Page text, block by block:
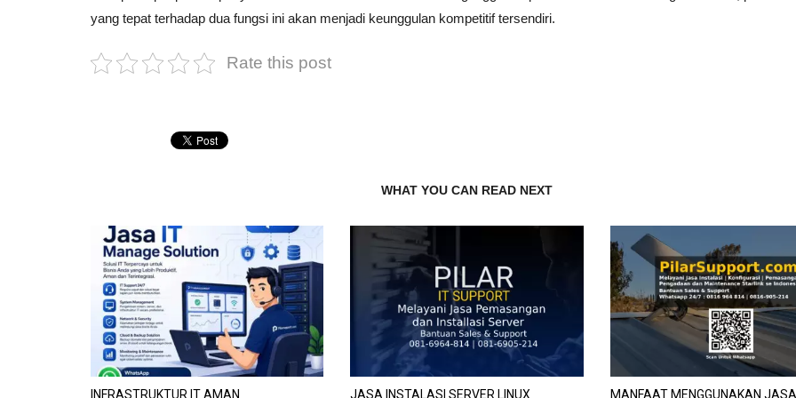
yang tepat terhadap dua fungsi ini akan menjadi keunggulan kompetitif tersendiri.
Rate this post
WHAT YOU CAN READ NEXT
INFRASTRUKTUR IT AMAN JASA INSTALASI SERVER LINUX MANFAAT MENGGUNAKAN